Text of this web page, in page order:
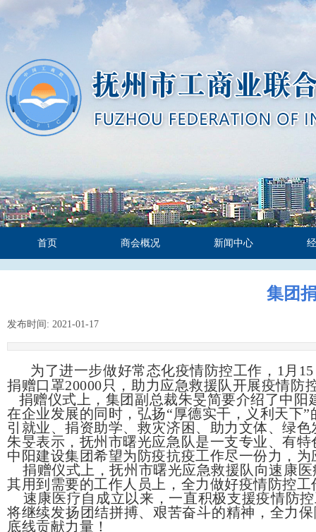
首页 商会概况 新闻中心
集团
发布时间: 2021-01-17
为了进一步做好常态化疫情防控工作，1月
捐赠口罩20000只，助力应急救援队开展疫情防
捐赠仪式上，集团副总裁朱旻简要介绍了中
在企业发展的同时，弘扬“厚德实干，义利天下
引就业、捐资助学、救灾济困、助力文体、绿
朱旻表示，抚州市曙光应急队是一支专业、有
中阳建设集团希望为防疫抗疫工作尽一份力，
捐赠仪式上，抚州市曙光应急救援队向速康
其用到需要的工作人员上，全力做好疫情防控
速康医疗自成立以来，一直积极支援疫情防
将继续发扬团结拼搏、艰苦奋斗的精神，全力
底线贡献力量！